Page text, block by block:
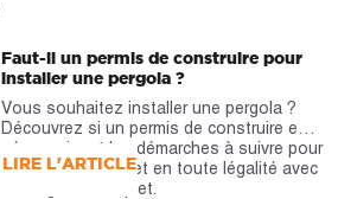
Faut-il un permis de construire pour
installer une pergola ?
Vous souhaitez installer une pergola ?
Découvrez si un permis de construire est
nécessaire et les démarches à suivre pour
réaliser votre projet en toute légalité avec
notre guide complet.
LIRE L'ARTICLE